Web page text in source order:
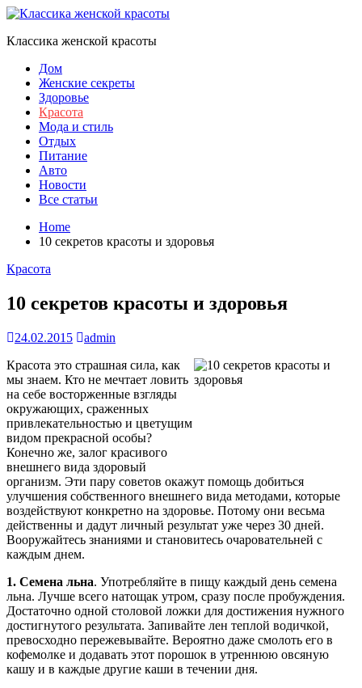
Skip
content
Классика женской красоты
Дом
Женские секреты
Здоровье
Красота
Мода и стиль
Отдых
Питание
Авто
Новости
Все статьи
Home
10 секретов красоты и здоровья
Красота
10 секретов красоты и здоровья
24.02.2015
admin
Красота это страшная сила, как
мы знаем. Кто не мечтает ловить
на себе восторженные взгляды
окружающих, сраженных
привлекательностью и цветущим
видом прекрасной особы?
Конечно же, залог красивого
внешнего вида здоровый
организм. Эти пару советов окажут помощь добиться
улучшения собственного внешнего вида методами, которые
воздействуют конкретно на здоровье. Потому они весьма
действенны и дадут личный результат уже через 30 дней.
Вооружайтесь знаниями и становитесь очаровательней с
каждым днем.
1. Семена льна. Употребляйте в пищу каждый день семена
льна. Лучше всего натощак утром, сразу после пробуждения.
Достаточно одной столовой ложки для достижения нужного
достигнутого результата. Запивайте лен теплой водичкой,
превосходно пережевывайте. Вероятно даже смолоть его в
кофемолке и додавать этот порошок в утреннюю овсяную
кашу и в каждые другие каши в течении дня.